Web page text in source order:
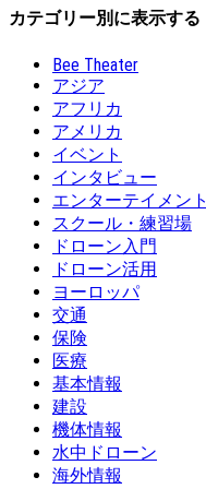
カテゴリー別に表示する
Bee Theater
アジア
アフリカ
アメリカ
イベント
インタビュー
エンターテイメント
スクール・練習場
ドローン入門
ドローン活用
ヨーロッパ
交通
保険
医療
基本情報
建設
機体情報
水中ドローン
海外情報